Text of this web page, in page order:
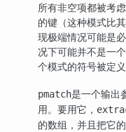
所有非空项都被考
的键（这种模式比
现极端情况可能是
况下可能并不是一
个模式的符号被定
pmatch是一个输出
用。要用它，
的数组，并且把它